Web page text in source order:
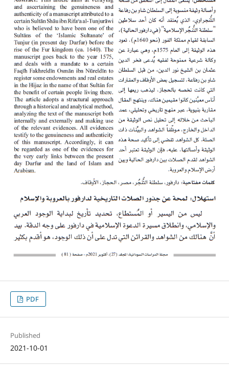
PDF
Published
2021-10-01